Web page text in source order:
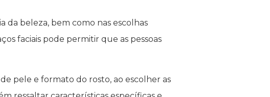
da beleza, bem como nas escolhas
faciais pode permitir que as pessoas
pele e formato do rosto, ao escolher as